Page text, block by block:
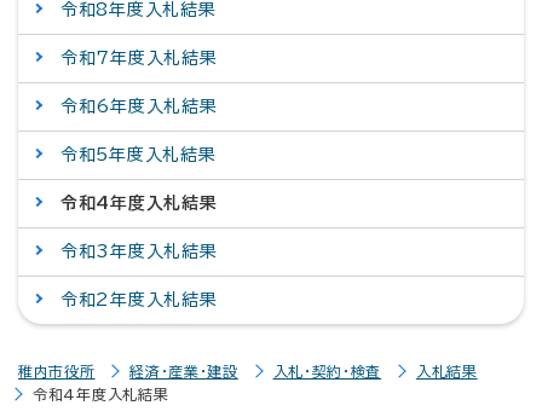
令和8年度入札結果
令和7年度入札結果
令和6年度入札結果
令和5年度入札結果
令和4年度入札結果
令和3年度入札結果
令和2年度入札結果
稚内市役所 経済・産業・建設 入札・契約・検査
入札結果
令和4年度入札結果